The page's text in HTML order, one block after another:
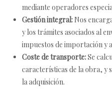
mediante operadores
Gestión integral: Nos
y los trámites asociados al
impuestos de importación y
Coste de transporte:Se
características de la obra, y
la adquisición.